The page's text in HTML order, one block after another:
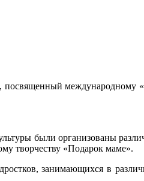
посвященный
были организованы
творчеству «Подарок маме».
занимающихся в